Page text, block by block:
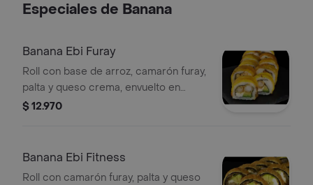
Especiales de Banana
Banana Ebi Furay
Roll con base de arroz, camarón furay,
palta y queso crema, envuelto en
platano frito.
$ 12.970
Banana Ebi Fitness
Roll con camarón furay, palta y queso